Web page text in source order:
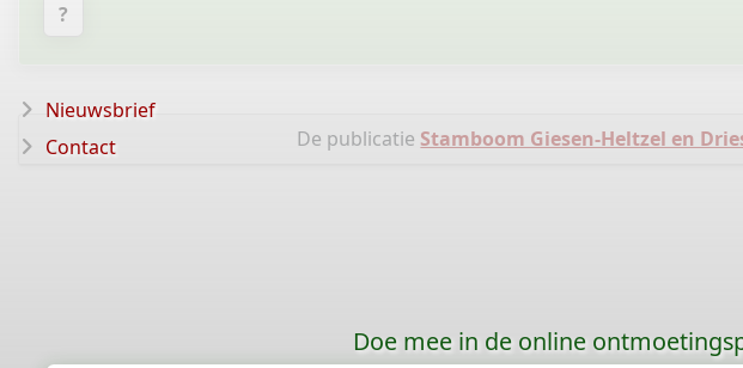
?
De publicatie Stamboom Giesen-Heltzel en
Nieuwsbrief
Contact
Doe mee in de online